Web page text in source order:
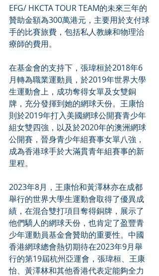
EFG/ HKCTA TOUR TEAM的未來三年的
贊助金額為300萬港元，主要用於支付球
手的比賽旅費，包括私人教練和物理治
療師的費用。
在基金會的支持下，張瑋桓於2018年6
月轉為職業運動員，於2019年世界大學
生運動會上，成功奪得女單及女雙銅
牌，充分發揮到她的網球天份。王康怡
則於2019年打入美國網球公開賽青少年
組女雙四強，以及於2020年的澳洲網球
公開賽，晉身青少年組賽事女單八強，
成為香港球手於大滿貫青年組賽事的新
里程。
2023年8月，王康怡和黃澤林亦在成都
舉行的世界大學生運動會取得了優異成
績，在混合雙打項目奪得銅牌，展示了
他們驕人的網球天份，也肯定了盈豐青
少年運動員基金會贊助的重要性。中國
香港網球總會熱切期待在2023年9月舉
行的第19屆杭州亞運會，張瑋桓、王康
怡、黃澤林和其他香港代表定能夠全力